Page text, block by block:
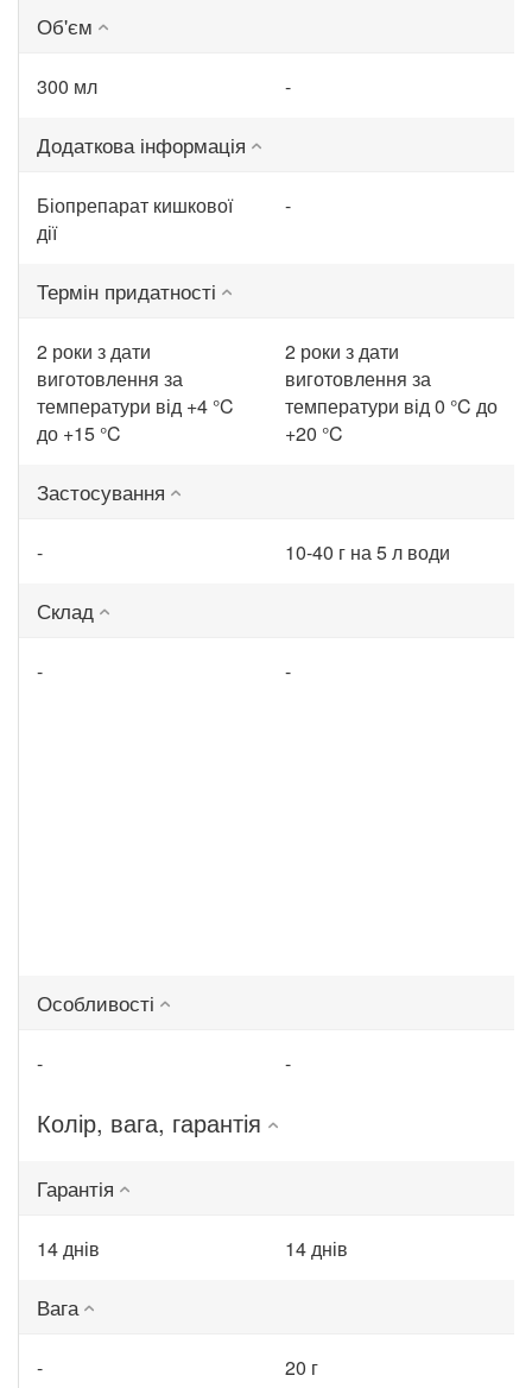
Об'єм
300 мл -
Додаткова інформація
Біопрепарат кишкової
дії
-
Термін придатності
2 роки з дати
виготовлення за
температури від +4 °C
до +15 °C
2 роки з дати
виготовлення за
температури від 0 °C до
+20 °C
Застосування
- 10-40 г на 5 л води
Склад
- -
Особливості
- -
Колір, вага, гарантія
Гарантія
14 днів 14 днів
Вага
- 20 г